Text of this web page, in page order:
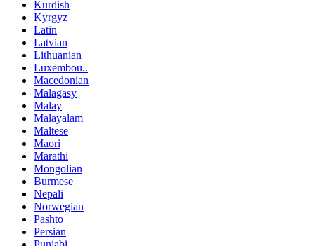
Kurdish
Kyrgyz
Latin
Latvian
Lithuanian
Luxembou..
Macedonian
Malagasy
Malay
Malayalam
Maltese
Maori
Marathi
Mongolian
Burmese
Nepali
Norwegian
Pashto
Persian